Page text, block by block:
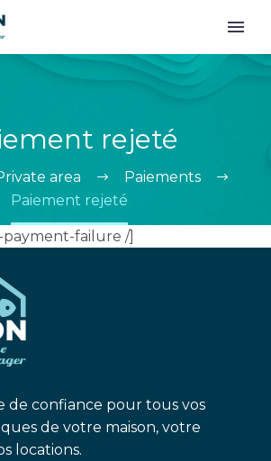
rejeté
area
Paiements
Paiement rejeté
failure /]
de confiance pour tous vos
de votre maison, votre
locations.